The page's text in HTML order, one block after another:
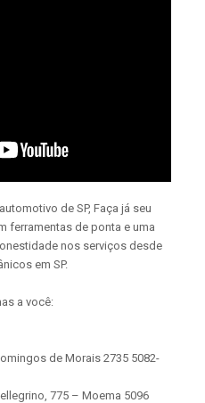
de SP, Faça já seu
ferramentas de ponta e uma
nos serviços desde
em SP.
a você:
de Morais 2735 5082-
775 – Moema 5096